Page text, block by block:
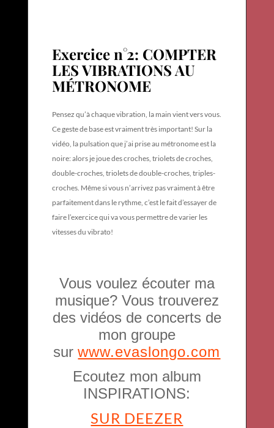
Exercice n°2: COMPTER
LES VIBRATIONS AU
MÉTRONOME
Pensez qu’à chaque vibration, la main vient vers vous.
Ce geste de base est vraiment très important!Sur la
vidéo, la pulsation que j’ai prise au métronome est la
noire: alors je joue des croches, triolets de croches,
double-croches, triolets de double-croches, triples-
croches. Même si vous n’arrivez pas vraiment à être
parfaitement dans le rythme, c’est le fait d’essayer de
faire l’exercice qui va vous permettre de varier les
vitesses du vibrato!
Vous voulez écouter ma
musique? Vous trouverez
des vidéos de concerts de
mon groupe
surwww.evaslongo.com
Ecoutez mon album
INSPIRATIONS:
SUR DEEZER